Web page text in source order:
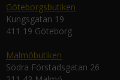
Göteborgsbutiken
Kungsgatan 19
411 19 Göteborg
Malmöbutiken
Södra Förstadsgatan 26